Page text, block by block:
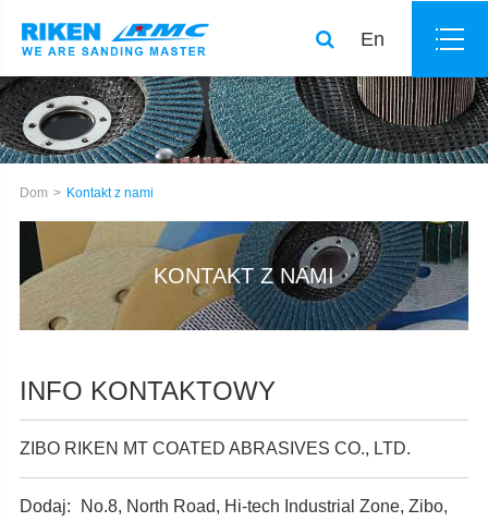
En
Dom Kontakt z nami
KONTAKT Z NAMI
INFO KONTAKTOWY
ZIBO RIKEN MT COATED ABRASIVES CO., LTD.
Dodaj:
No.8, North Road, Hi-tech Industrial Zone, Zibo,